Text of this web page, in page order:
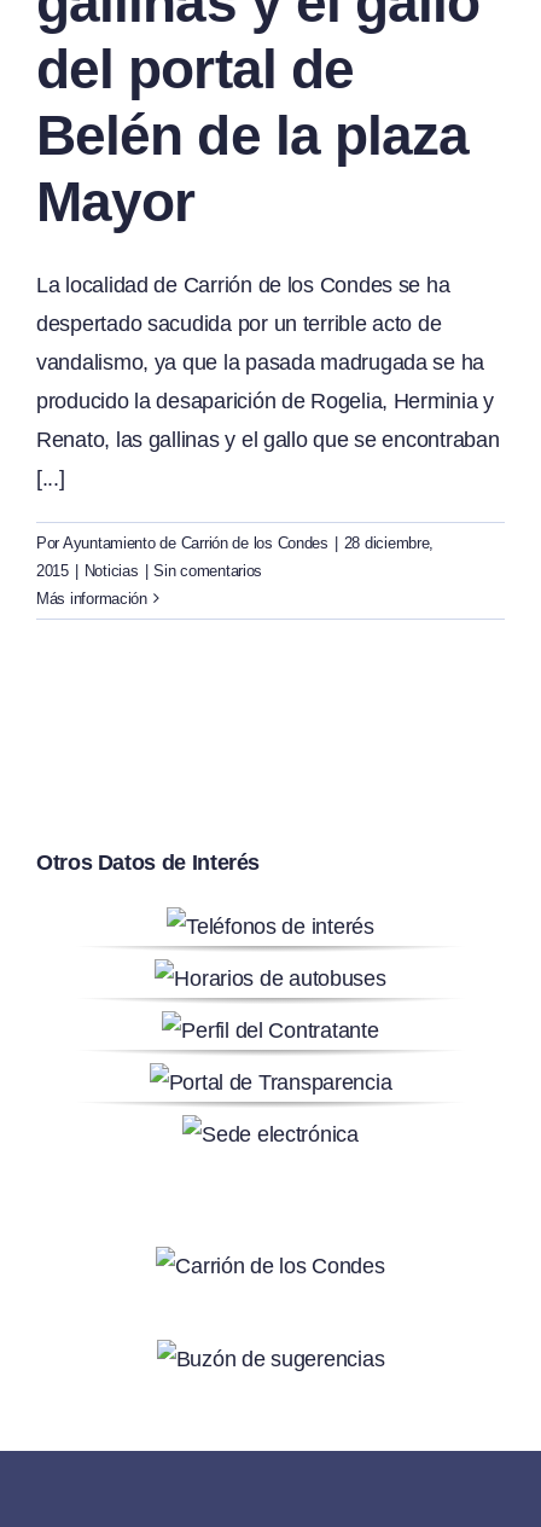
del portal de
Belén de la plaza
Mayor
La localidad de Carrión de los Condes se ha
despertado sacudida por un terrible acto de
vandalismo, ya que la pasada madrugada se ha
producido la desaparición de Rogelia, Herminia y
Renato, las gallinas y el gallo que se encontraban
[...]
Por Ayuntamiento de Carrión de los Condes
28 diciembre,
2015
Noticias
Sin comentarios
Más información
Otros Datos de Interés